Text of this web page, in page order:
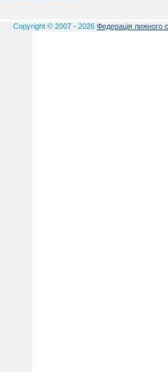
Copyright © 2007 - 2026 Федерація лижного